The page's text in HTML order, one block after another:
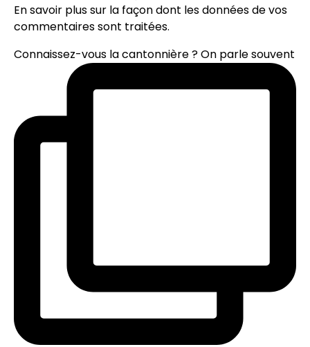
En savoir plus sur la façon dont les données de vos
commentaires sont traitées.
Connaissez-vous la cantonnière ? On parle souvent